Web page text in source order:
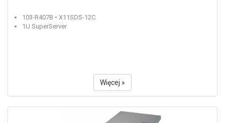
103-R407B • X11SDS-12C
1U SuperServer
Więcej »